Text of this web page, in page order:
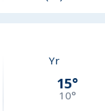
Yr
15°
10°